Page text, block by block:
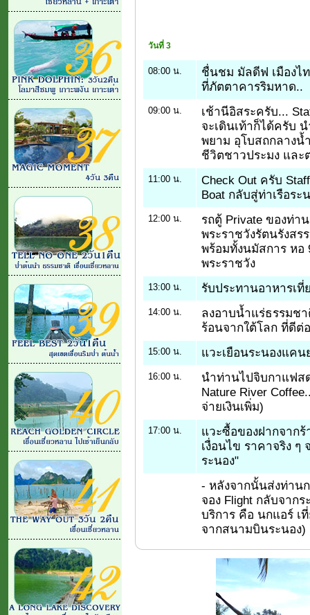
วันที่ 3
08:00 น.
ชื่นชม มัลดีฟ เมืองไ
ที่ภัตตาคารริมหาด..
09:00 น.
เช้านีอิสระครับ...
จะเดินเท้าก็ได้ครับ
พยาม อุโบสถกลางน้
ชีวิตชาวประมง และ
11:00 น.
Check Out ครับ
Boat กลับสู่ท่าเรือระ
12:00 น.
รถตู้ Private ของท่า
พระราชวังรัตนรังสร
พร้อมทั้งนมัสการ หอ
พระราชวัง
13:00 น. รับประทานอาหารเ
14:00 น.
ลงอาบน้ำแร่ธรรมช
ร้อนจากใต้โลก ที่ดีต่
15:00 น. แวะเยือนระนองแค
16:00 น.
นำท่านไปจิบกาแฟส
Nature River
จ่ายเงินเพิ่ม)
17:00 น.
แวะซื้อของฝากจาก
เงื่อนไข ราคาจริง ๆ
ระนอง"
- หลังจากนั้นส่งท่าน
จอง Flight กลับจาก
บริการ คือ นกแอร์ เ
จากสนามบินระนอง)